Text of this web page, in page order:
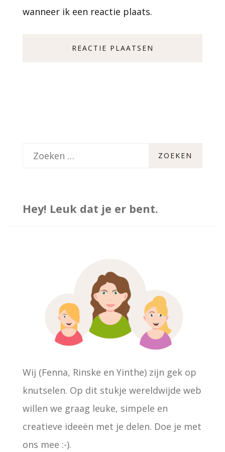
wanneer ik een reactie plaats.
k
Hey! Leuk dat je er bent.
Wij (Fenna, Rinske en Yinthe) zijn gek op
knutselen. Op dit stukje wereldwijde web
willen we graag leuke, simpele en
creatieve ideeën met je delen. Doe je met
ons mee :-).